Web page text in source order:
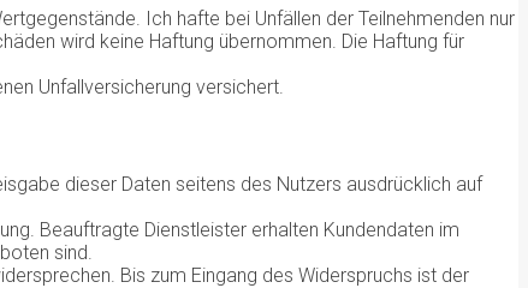
Ich hafte bei Unfällen der Teilnehmenden nur
wird keine Haftung übernommen. Die Haftung für
Unfallversicherung versichert.
dieser Daten seitens des Nutzers ausdrücklich auf
Beauftragte Dienstleister erhalten Kundendaten im
sind.
Bis zum Eingang des Widerspruchs ist der